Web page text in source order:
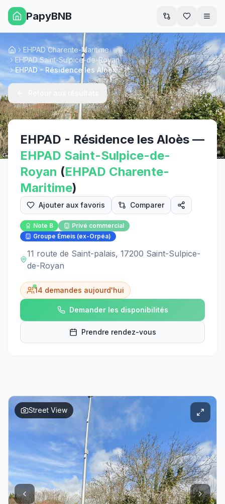
PapyBNB
Street View
AccueilEHPAD Charente-Maritime
EHPAD Saint-Sulpice-de-Royan
EHPAD - Résidence les Aloès
EHPAD - Résidence les Aloès —
EHPAD Saint-Sulpice-de-
Royan (EHPAD Charente-
Maritime)
Ajouter aux favoris Comparer
Note B
Privé commercial
Groupe Émeis (ex-Orpéa)
11 route de Saint-palais, 17200 Saint-Sulpice-
de-Royan
14 demandes aujourd'hui
Demander les disponibilités
Prendre rendez-vous
Street View